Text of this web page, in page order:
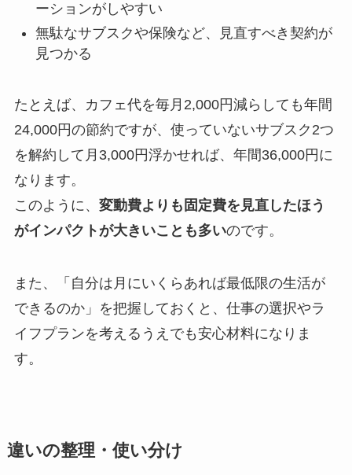
ーションがしやすい
無駄なサブスクや保険など、見直すべき契約が
見つかる
たとえば、カフェ代を毎月2,000円減らしても年間
24,000円の節約ですが、使っていないサブスク2つ
を解約して月3,000円浮かせれば、年間36,000円に
なります。
このように、 変動費よりも固定費を見直したほう
がインパクトが大きいことも多いのです。
また、「自分は月にいくらあれば最低限の生活が
できるのか」を把握しておくと、仕事の選択やラ
イフプランを考えるうえでも安心材料になりま
す。
違いの整理・使い分け